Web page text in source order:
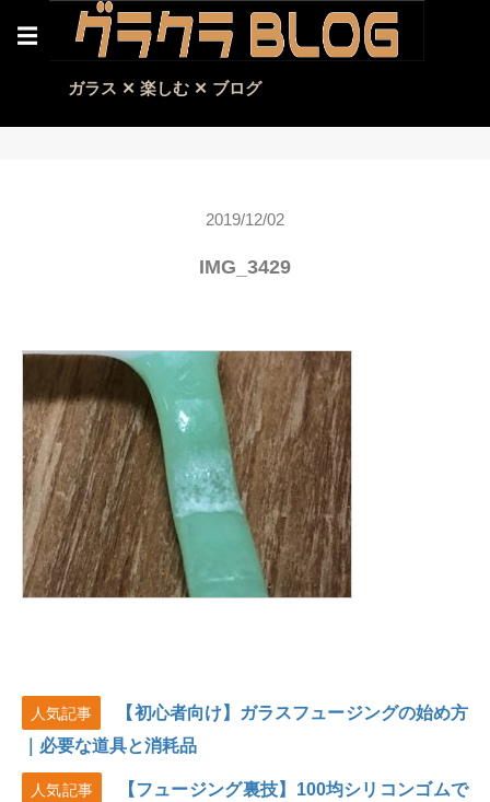
☰
ガラス ✕ 楽しむ ✕ ブログ
2019/12/02
IMG_3429
人気記事
【初心者向け】ガラスフュージングの始め方
｜必要な道具と消耗品
人気記事
【フュージング裏技】100均シリコンゴムで